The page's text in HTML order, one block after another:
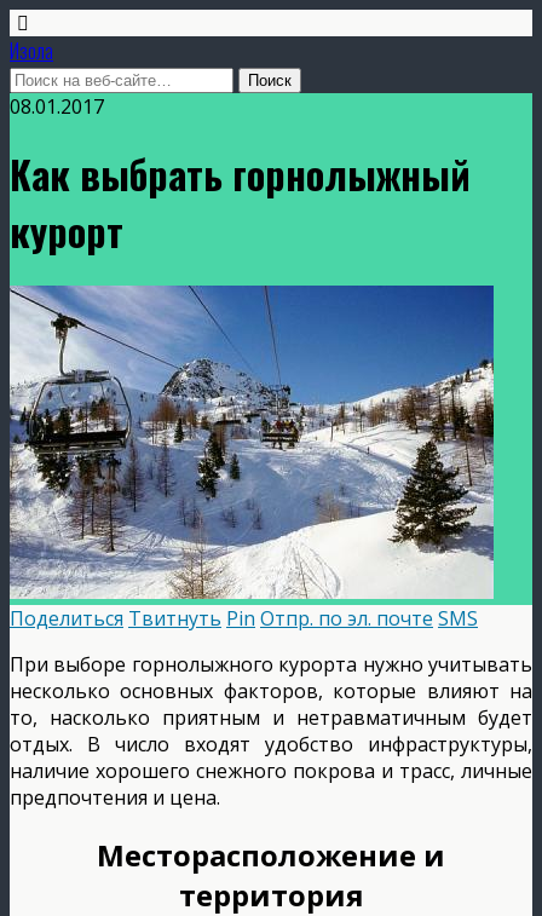
Изола
08.01.2017
Как выбрать горнолыжный
курорт
Поделиться Твитнуть Pin Отпр. по эл. почте SMS
При выборе горнолыжного курорта нужно учитывать
несколько основных факторов, которые влияют на
то, насколько приятным и нетравматичным будет
отдых. В число входят удобство инфраструктуры,
наличие хорошего снежного покрова и трасс, личные
предпочтения и цена.
Месторасположение и
территория